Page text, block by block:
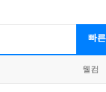
빠
웰컴